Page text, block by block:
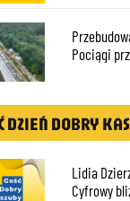
Pociągi
DZIEŃ DOBRY
Lidia
Cyfrowy